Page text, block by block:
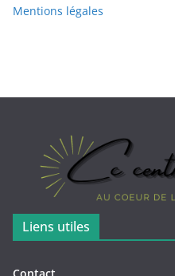
Mentions légales
Liens utiles